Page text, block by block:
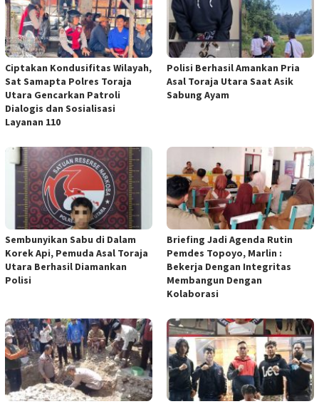
Ciptakan Kondusifitas Wilayah,
Sat Samapta Polres Toraja
Utara Gencarkan Patroli
Dialogis dan Sosialisasi
Layanan 110
Polisi Berhasil Amankan Pria
Asal Toraja Utara Saat Asik
Sabung Ayam
Sembunyikan Sabu di Dalam
Korek Api, Pemuda Asal Toraja
Utara Berhasil Diamankan
Polisi
Briefing Jadi Agenda Rutin
Pemdes Topoyo, Marlin :
Bekerja Dengan Integritas
Membangun Dengan
Kolaborasi